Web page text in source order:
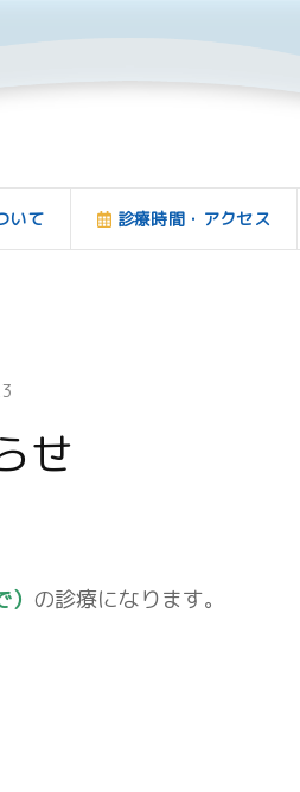
いて 診療時間・アクセス
せ
の診療になります。